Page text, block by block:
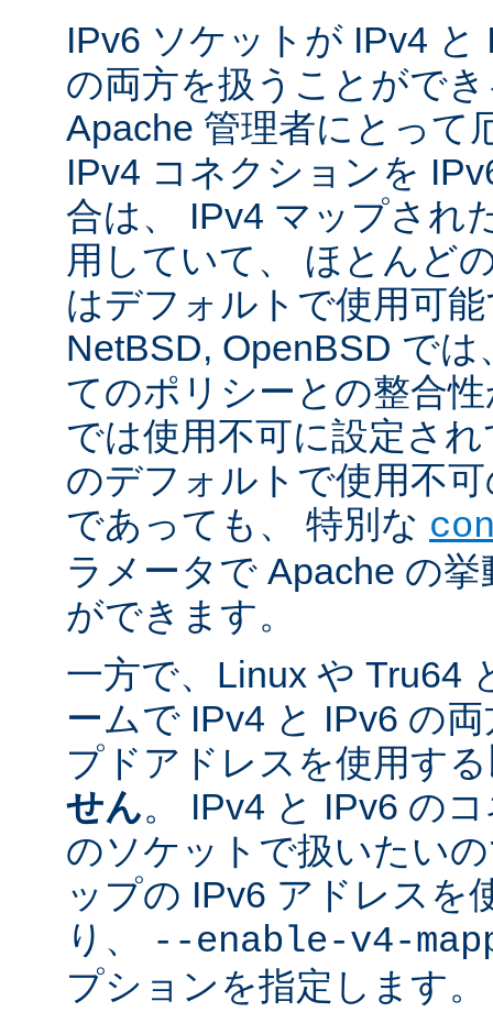
IPv6 ソケットが IPv4
の両方を扱うことがで
Apache 管理者にとって
IPv4 コネクションを
合は、 IPv4 マップされ
用していて、 ほとんど
はデフォルトで使用可
NetBSD, OpenBSD で
てのポリシーとの整合
では使用不可に設定さ
のデフォルトで使用不
であっても、 特別な
ラメータで Apache の
ができます。
一方で、Linux や Tru64
ームで IPv4 と IPv6 の
プドアドレスを使用する
せん。 IPv4 と IPv6 の
のソケットで扱いたい
ップの IPv6 アドレスを
り、
--enable-v4-
プションを指定します。